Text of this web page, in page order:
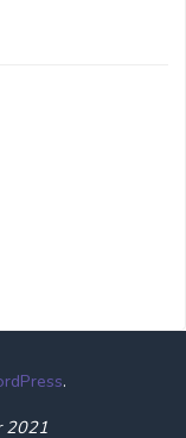
.
2021